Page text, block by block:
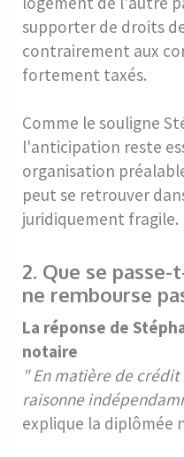
supporter de droits
contrairement aux
fortement taxés.
Comme le souligne
l'anticipation reste
organisation
peut se retrouver
juridiquement fragile.
2. Que se
ne rembourse
La réponse de
notaire
" En matière de
raisonne
explique la diplômée